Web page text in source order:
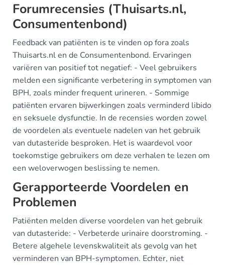
Forumrecensies (Thuisarts.nl,
Consumentenbond)
Feedback van patiënten is te vinden op fora zoals
Thuisarts.nl en de Consumentenbond. Ervaringen
variëren van positief tot negatief: - Veel gebruikers
melden een significante verbetering in symptomen van
BPH, zoals minder frequent urineren. - Sommige
patiënten ervaren bijwerkingen zoals verminderd libido
en seksuele dysfunctie. In de recensies worden zowel
de voordelen als eventuele nadelen van het gebruik
van dutasteride besproken. Het is waardevol voor
toekomstige gebruikers om deze verhalen te lezen om
een weloverwogen beslissing te nemen.
Gerapporteerde Voordelen en
Problemen
Patiënten melden diverse voordelen van het gebruik
van dutasteride: - Verbeterde urinaire doorstroming. -
Betere algehele levenskwaliteit als gevolg van het
verminderen van BPH-symptomen. Echter, niet